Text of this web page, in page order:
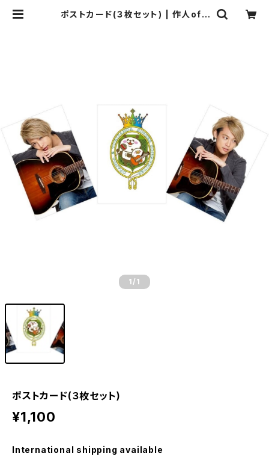
ポストカード(３枚セット) | 作人offi
1 /1
ポストカード(３枚セット)
¥1,100
International shipping available